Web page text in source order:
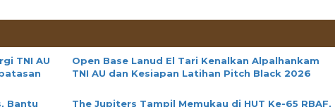
TNI AU
Open Base Lanud El Tari Kenalkan Alpalhankam
TNI AU dan Kesiapan Latihan Pitch Black 2026
Bantu
The Jupiters Tampil Memukau di HUT Ke-65 RBAF,